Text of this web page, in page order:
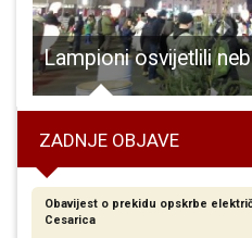
Lampioni osvijetlili
ZADNJE OBJAVE
Obavijest o prekidu opskrbe
Cesarica